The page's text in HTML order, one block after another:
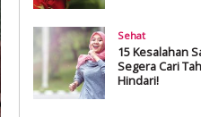
Sehat
15 Kesalahan
Segera Cari
Hindari!